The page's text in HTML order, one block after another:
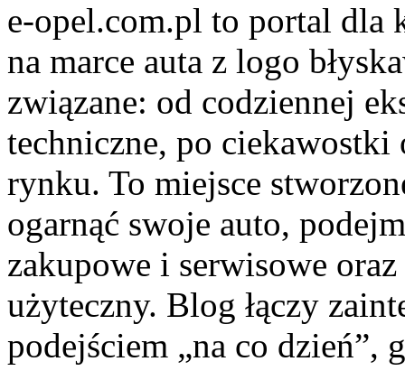
e-opel.com.pl to portal dla
na marce auta z logo
związane: od codziennej
techniczne, po
rynku. To miejsce
ogarnąć swoje auto,
zakupowe i serwisowe
użyteczny. Blog łączy
podejściem „na co